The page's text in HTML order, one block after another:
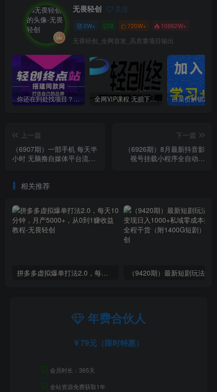
无畏轻创 关注
2W+ 0 720W+ 10862W+
无畏轻创_全网首发_高质量项目输出
你还在到处找项目？还在当韭菜？我靠卖项目一个月收入5万+，曾经我也是个失败者。 全网VIP课程 无损下载~
上一篇
（6907期）一部手机 每天半
小时 无脑撸自媒体平台流量
下一篇
（6926期）8月最新抖音影
视号挂载小程序全自动变
相关推荐
拼多多虚拟爆单打法2.0，每天10分钟，月产5000+，从0到1赚收益教程
年费合伙人
79元（限时特惠）
☑ 会员时长：365天
☑ 全站资源免费获取1年